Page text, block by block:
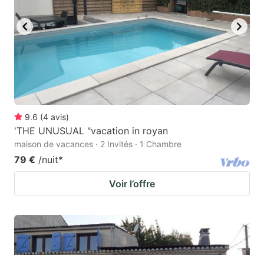
9.6 (4 avis)
'THE UNUSUAL "vacation in royan
maison de vacances · 2 Invités · 1 Chambre
79 € /nuit*
Voir l’offre